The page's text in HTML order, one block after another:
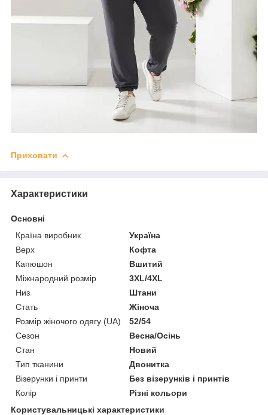
Приховати
Характеристики
Основні
Країна виробник
Україна
Верх
Кофта
Капюшон
Вшитий
Міжнародний розмір
3XL/4XL
Низ
Штани
Стать
Жіноча
Розмір жіночого одягу (UA)
52/54
Сезон
Весна/Осінь
Стан
Новий
Тип тканини
Двонитка
Візерунки і принти
Без візерунків і принтів
Колір
Різні кольори
Користувальницькі характеристики